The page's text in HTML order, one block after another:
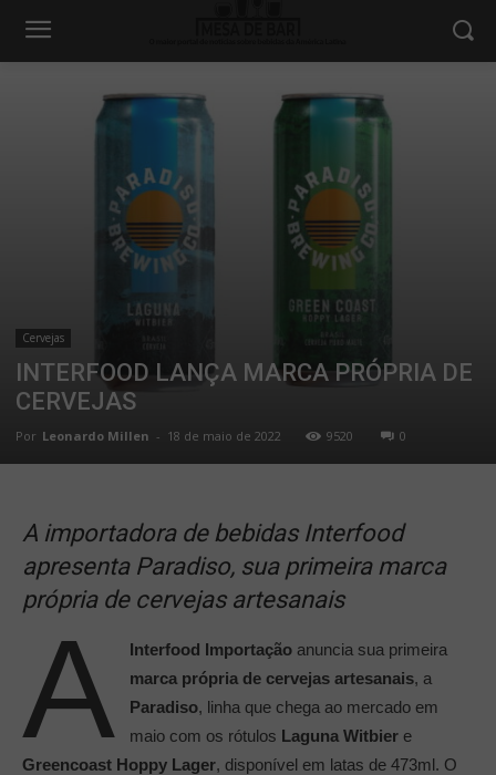
Cervejas
INTERFOOD LANÇA MARCA PRÓPRIA DE
CERVEJAS
Por Leonardo Millen - 18 de maio de 2022 9520 0
A importadora de bebidas Interfood
apresenta Paradiso, sua primeira marca
própria de cervejas artesanais
A Interfood Importaçãoanuncia sua primeira
marca própria de cervejas artesanais, a
Paradiso, linha que chega ao mercado em
maio com os rótulos Laguna Witbier e
Greencoast Hoppy Lager, disponível em latas de 473ml. O